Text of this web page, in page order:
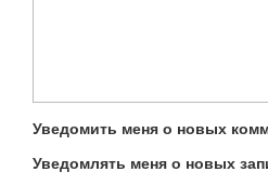
Уведомить меня о новых
Уведомлять меня о новых